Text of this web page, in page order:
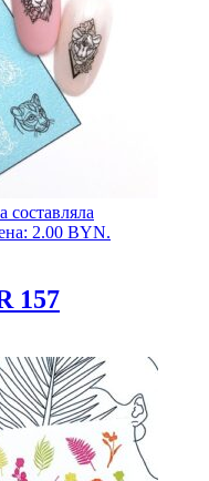
составляла
2.00 BYN.
157